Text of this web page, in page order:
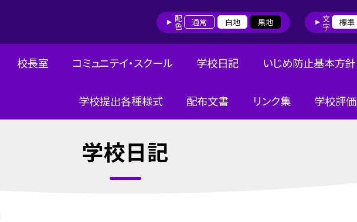
配色 通常 白地 黒地 文字 標準
校長室 コミュニテイ・スクール 学校日記 いじめ防止基本方針
学校提出各種様式 配布文書 リンク集 学校評価
学校日記